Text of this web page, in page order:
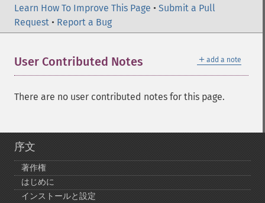
Learn How To Improve This Page • Submit a Pull
Request • Report a Bug
＋ add a note
User Contributed Notes
There are no user contributed notes for this page.
序文
著作権
はじめに
インストールと設定